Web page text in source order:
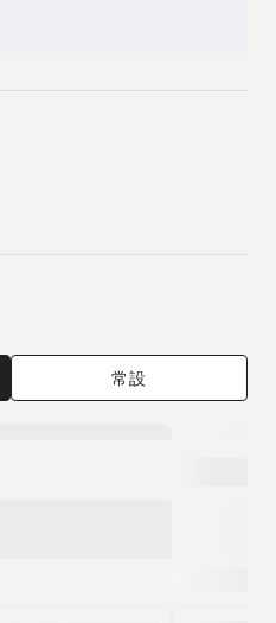
常設